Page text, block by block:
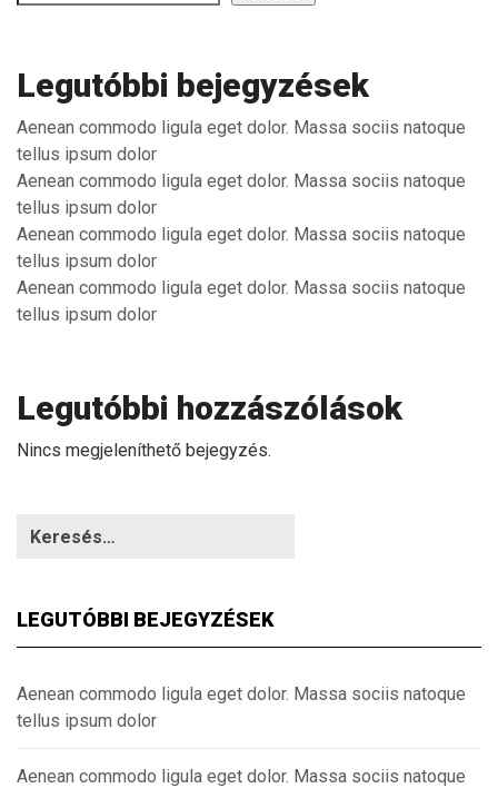
Legutóbbi bejegyzések
Aenean commodo ligula eget dolor. Massa sociis natoque
tellus ipsum dolor
Aenean commodo ligula eget dolor. Massa sociis natoque
tellus ipsum dolor
Aenean commodo ligula eget dolor. Massa sociis natoque
tellus ipsum dolor
Aenean commodo ligula eget dolor. Massa sociis natoque
tellus ipsum dolor
Legutóbbi hozzászólások
Nincs megjeleníthető bejegyzés.
LEGUTÓBBI BEJEGYZÉSEK
Aenean commodo ligula eget dolor. Massa sociis natoque
tellus ipsum dolor
Aenean commodo ligula eget dolor. Massa sociis natoque